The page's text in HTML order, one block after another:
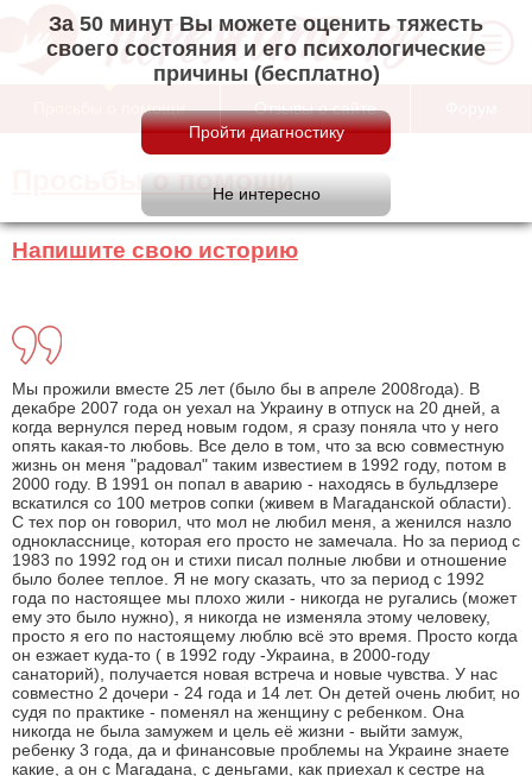
За 50 минут Вы можете оценить тяжесть
своего состояния и его психологические
причины (бесплатно)
Просьбы о помощи Отзывы о сайте
Просьбы о помощи
Напишите свою историю
Мы прожили вместе 25 лет (было бы в апреле 2008года). В
декабре 2007 года он уехал на Украину в отпуск на 20 дней, а
когда вернулся перед новым годом, я сразу поняла что у него
опять какая-то любовь. Все дело в том, что за всю совместную
жизнь он меня "радовал" таким известием в 1992 году, потом в
2000 году. В 1991 он попал в аварию - находясь в бульдлзере
вскатился со 100 метров сопки (живем в Магаданской области).
С тех пор он говорил, что мол не любил меня, а женился назло
однокласснице, которая его просто не замечала. Но за период с
1983 по 1992 год он и стихи писал полные любви и отношение
было более теплое. Я не могу сказать, что за период с 1992
года по настоящее мы плохо жили - никогда не ругались (может
ему это было нужно), я никогда не изменяла этому человеку,
просто я его по настоящему люблю всё это время. Просто когда
он езжает куда-то ( в 1992 году -Украина, в 2000-году
санаторий), получается новая встреча и новые чувства. У нас
совместно 2 дочери - 24 года и 14 лет. Он детей очень любит, но
судя по практике - поменял на женщину с ребенком. Она
никогда не была замужем и цель её жизни - выйти замуж,
ребенку 3 года, да и финансовые проблемы на Украине знаете
какие, а он с Магадана, с деньгами, как приехал к сестре на